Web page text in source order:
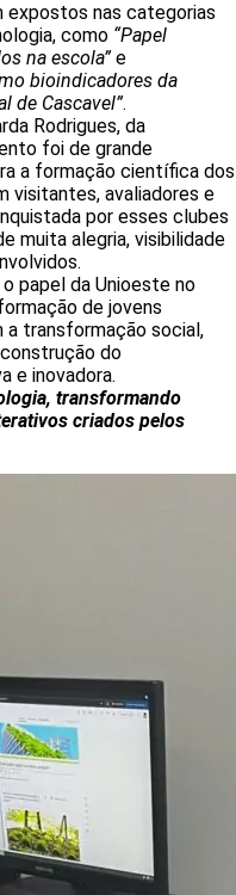
nas categorias
como “Papel
na escola”e
bioindicadores da
de Cascavel”.
Rodrigues, da
foi de grande
a formação científica dos
visitantes, avaliadores e
por esses clubes
muita alegria, visibilidade
papel da Unioeste no
de jovens
transformação social,
do
e inovadora.
transformando
criados pelos